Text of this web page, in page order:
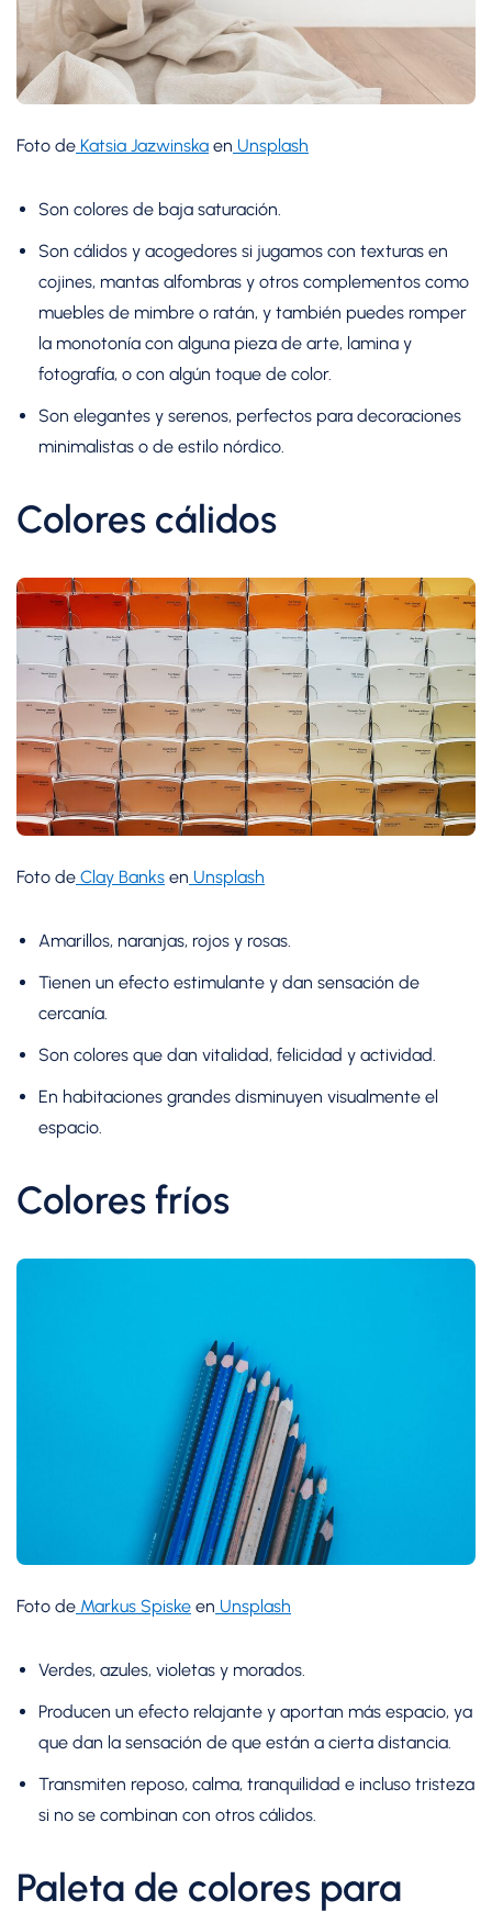
Foto de Katsia Jazwinska en Unsplash
Son colores de baja saturación.
Son cálidos y acogedores si jugamos con texturas en
cojines, mantas alfombras y otros complementos como
muebles de mimbre o ratán, y también puedes romper
la monotonía con alguna pieza de arte, lamina y
fotografía, o con algún toque de color.
Son elegantes y serenos, perfectos para decoraciones
minimalistas o de estilo nórdico.
Colores cálidos
Foto de Clay Banks en Unsplash
Amarillos, naranjas, rojos y rosas.
Tienen un efecto estimulante y dan sensación de
cercanía.
Son colores que dan vitalidad, felicidad y actividad.
En habitaciones grandes disminuyen visualmente el
espacio.
Colores fríos
Foto de Markus Spiske en Unsplash
Verdes, azules, violetas y morados.
Producen un efecto relajante y aportan más espacio, ya
que dan la sensación de que están a cierta distancia.
Transmiten reposo, calma, tranquilidad e incluso tristeza
si no se combinan con otros cálidos.
Paleta de colores para